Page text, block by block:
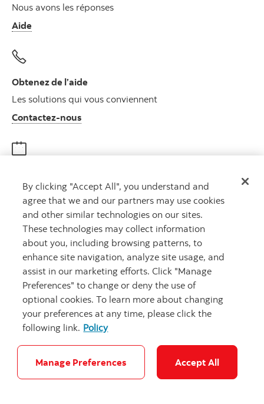
Nous avons les réponses
Aide
Obtenez de l’aide
Les solutions qui vous conviennent
Contactez-nousAutres numéros, contactez-nous par
Rencontrez un conseiller
Prenez rendez-vous
Carrières Ma banque à moi Notes juridiques Confidentialité
By clicking "Accept All", you understand and
agree that we and our partners may use cookies
and other similar technologies on our sites.
These technologies may collect information
about you, including browsing patterns, to
enhance site navigation, analyze site usage, and
assist in our marketing efforts. Click "Manage
Preferences" to change or deny the use of
optional cookies. To learn more about changing
your preferences at any time, please click the
following link. Policy
Manage Preferences Accept All